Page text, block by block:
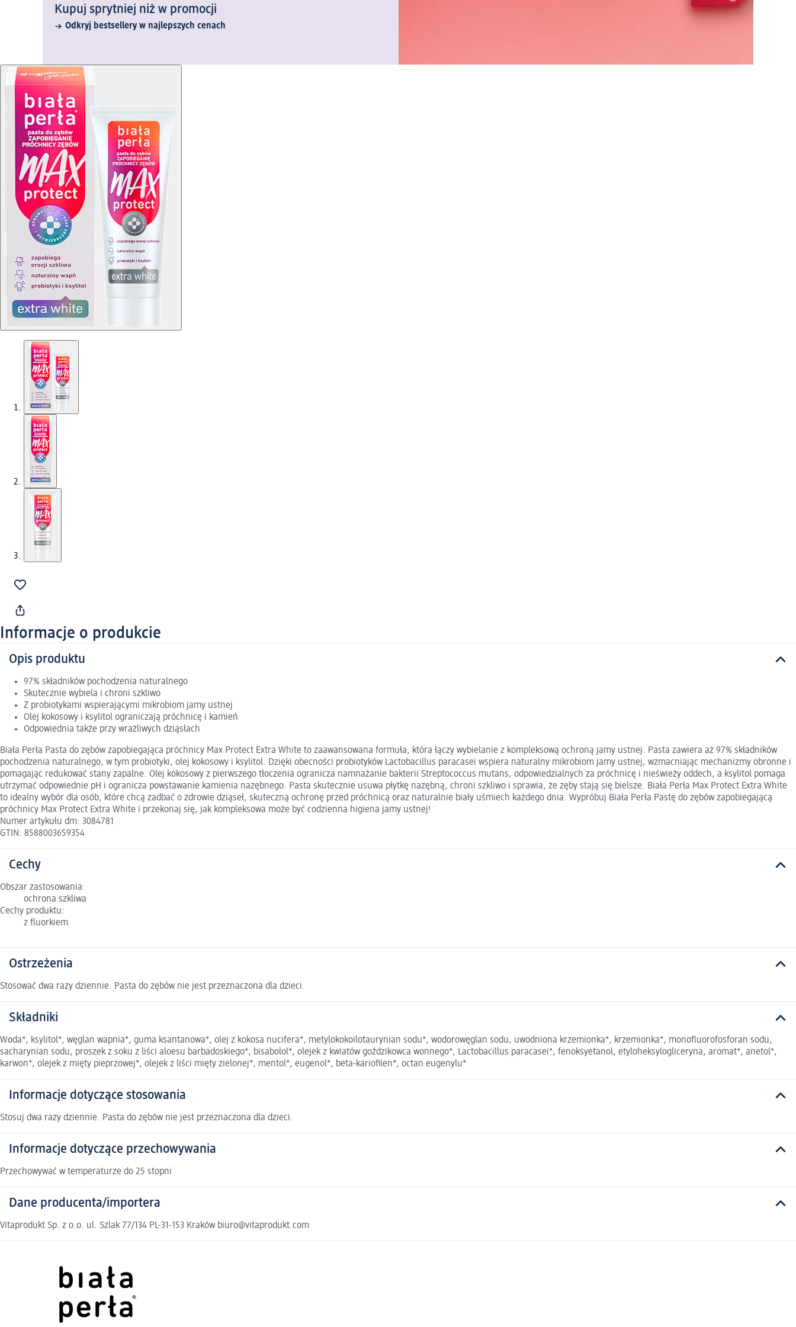
Kupuj sprytniej niż w promocji
Odkryj bestsellery w najlepszych cenach
Informacje o produkcie
Opis produktu
97% składników pochodzenia naturalnego
Skutecznie wybiela i chroni szkliwo
Z probiotykami wspierającymi mikrobiom jamy ustnej
Olej kokosowy i ksylitol ograniczają próchnicę i kamień
Odpowiednia także przy wrażliwych dziąsłach
Biała Perła Pasta do zębów zapobiegająca próchnicy Max Protect Extra White to zaawansowana formuła, która łączy wybielanie z kompleksową ochroną jamy ustnej. Pasta zawiera aż 97% składników
pochodzenia naturalnego, w tym probiotyki, olej kokosowy i ksylitol. Dzięki obecności probiotyków Lactobacillus paracasei wspiera naturalny mikrobiom jamy ustnej, wzmacniając mechanizmy obronne i
pomagając redukować stany zapalne. Olej kokosowy z pierwszego tłoczenia ogranicza namnażanie bakterii Streptococcus mutans, odpowiedzialnych za próchnicę i nieświeży oddech, a ksylitol pomaga
utrzymać odpowiednie pH i ogranicza powstawanie kamienia nazębnego. Pasta skutecznie usuwa płytkę nazębną, chroni szkliwo i sprawia, że zęby stają się bielsze. Biała Perła Max Protect Extra White
to idealny wybór dla osób, które chcą zadbać o zdrowie dziąseł, skuteczną ochronę przed próchnicą oraz naturalnie biały uśmiech każdego dnia. Wypróbuj Biała Perła Pastę do zębów zapobiegającą
próchnicy Max Protect Extra White i przekonaj się, jak kompleksowa może być codzienna higiena jamy ustnej!
Numer artykułu dm: 3084781
GTIN: 8588003659354
Cechy
Obszar zastosowania:
ochrona szkliwa
Cechy produktu:
z fluorkiem
Ostrzeżenia
Stosować dwa razy dziennie. Pasta do zębów nie jest przeznaczona dla dzieci.
Składniki
Woda*, ksylitol*, węglan wapnia*, guma ksantanowa*, olej z kokosa nucifera*, metylokokoilotaurynian sodu*, wodorowęglan sodu, uwodniona krzemionka*, krzemionka*, monofluorofosforan sodu,
sacharynian sodu, proszek z soku z liści aloesu barbadoskiego*, bisabolol*, olejek z kwiatów goździkowca wonnego*, Lactobacillus paracasei*, fenoksyetanol, etyloheksylogliceryna, aromat*, anetol*,
karwon*, olejek z mięty pieprzowej*, olejek z liści mięty zielonej*, mentol*, eugenol*, beta-kariofilen*, octan eugenylu*
Informacje dotyczące stosowania
Stosuj dwa razy dziennie. Pasta do zębów nie jest przeznaczona dla dzieci.
Informacje dotyczące przechowywania
Przechowywać w temperaturze do 25 stopni
Dane producenta/importera
Vitaprodukt Sp. z o.o. ul. Szlak 77/134 PL-31-153 Kraków biuro@vitaprodukt.com